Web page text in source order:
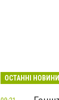
ОСТАННІ НОВИНИ